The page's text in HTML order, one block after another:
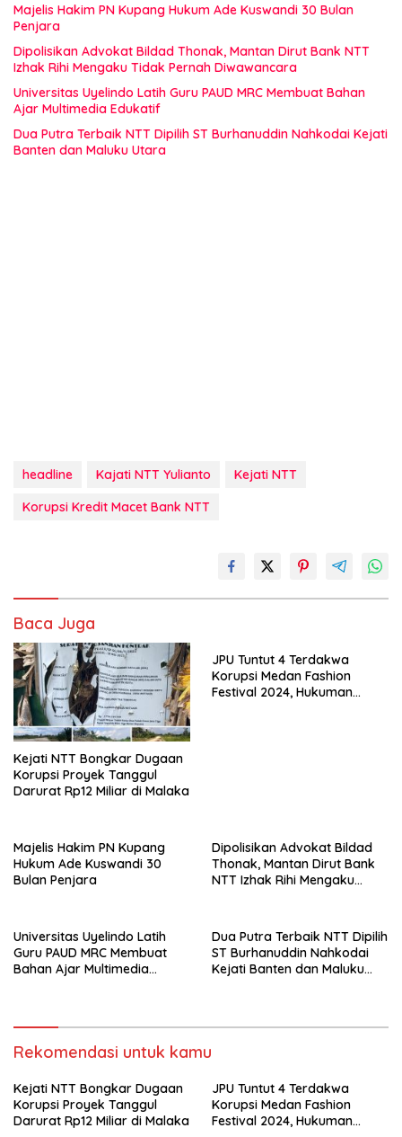
Majelis Hakim PN Kupang Hukum Ade Kuswandi 30 Bulan
Penjara
Dipolisikan Advokat Bildad Thonak, Mantan Dirut Bank NTT
Izhak Rihi Mengaku Tidak Pernah Diwawancara
Universitas Uyelindo Latih Guru PAUD MRC Membuat Bahan
Ajar Multimedia Edukatif
Dua Putra Terbaik NTT Dipilih ST Burhanuddin Nahkodai Kejati
Banten dan Maluku Utara
headline Kajati NTT Yulianto
Kejati NTT
Korupsi Kredit Macet Bank NTT
Baca Juga
Kejati NTT Bongkar Dugaan
Korupsi Proyek Tanggul
Darurat Rp12 Miliar di Malaka
JPU Tuntut 4 Terdakwa
Korupsi Medan Fashion
Festival 2024, Hukuman
Majelis Hakim PN Kupang
Hukum Ade Kuswandi 30
Bulan Penjara
Dipolisikan Advokat Bildad
Thonak, Mantan Dirut Bank
NTT Izhak Rihi Mengaku
Universitas Uyelindo Latih
Guru PAUD MRC Membuat
Bahan Ajar Multimedia
Dua Putra Terbaik NTT Dipilih
ST Burhanuddin Nahkodai
Kejati Banten dan Maluku
Rekomendasi untuk kamu
Kejati NTT Bongkar Dugaan
Korupsi Proyek Tanggul
Darurat Rp12 Miliar di Malaka
JPU Tuntut 4 Terdakwa
Korupsi Medan Fashion
Festival 2024, Hukuman